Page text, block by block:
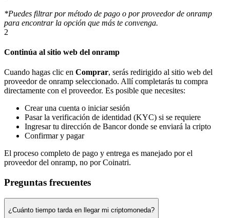
*Puedes filtrar por método de pago o por proveedor de onramp
para encontrar la opción que más te convenga.
2
Continúa al sitio web del onramp
Cuando hagas clic en Comprar, serás redirigido al sitio web del
proveedor de onramp seleccionado. Allí completarás tu compra
directamente con el proveedor. Es posible que necesites:
Crear una cuenta o iniciar sesión
Pasar la verificación de identidad (KYC) si se requiere
Ingresar tu dirección de Bancor donde se enviará la cripto
Confirmar y pagar
El proceso completo de pago y entrega es manejado por el
proveedor del onramp, no por Coinatri.
Preguntas frecuentes
¿Cuánto tiempo tarda en llegar mi criptomoneda?